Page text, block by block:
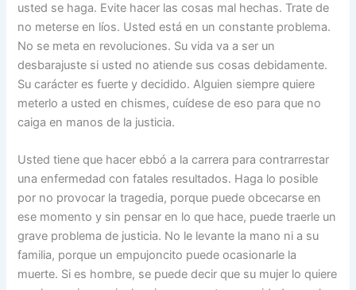
usted se haga. Evite hacer las cosas mal hechas. Trate de
no meterse en líos. Usted está en un constante problema.
No se meta en revoluciones. Su vida va a ser un
desbarajuste si usted no atiende sus cosas debidamente.
Su carácter es fuerte y decidido. Alguien siempre quiere
meterlo a usted en chismes, cuídese de eso para que no
caiga en manos de la justicia.
Usted tiene que hacer ebbó a la carrera para contrarrestar
una enfermedad con fatales resultados. Haga lo posible
por no provocar la tragedia, porque puede obcecarse en
ese momento y sin pensar en lo que hace, puede traerle un
grave problema de justicia. No le levante la mano ni a su
familia, porque un empujoncito puede ocasionarle la
muerte. Si es hombre, se puede decir que su mujer lo quiere